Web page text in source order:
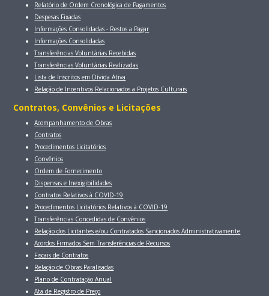
Relatório de Ordem Cronológica de Pagamentos
Despesas Fixadas
Informações Consolidadas - Restos a Pagar
Informações Consolidadas
Transferências Voluntárias Recebidas
Transferências Voluntárias Realizadas
Lista de Inscritos em Dívida Ativa
Relação de Incentivos Relacionados a Projetos Culturais
Contratos, Convênios e Licitaçōes
Acompanhamento de Obras
Contratos
Procedimentos Licitatórios
Convênios
Ordem de Fornecimento
Dispensas e Inexigibilidades
Contratos Relativos à COVID-19
Procedimentos Licitatórios Relativos à COVID-19
Transferências Concedidas de Convênios
Relação dos Licitantes e/ou Contratados Sancionados Administrativamente
Acordos Firmados Sem Transferências de Recursos
Fiscais de Contratos
Relação de Obras Paralisadas
Plano de Contratação Anual
Ata de Registro de Preço